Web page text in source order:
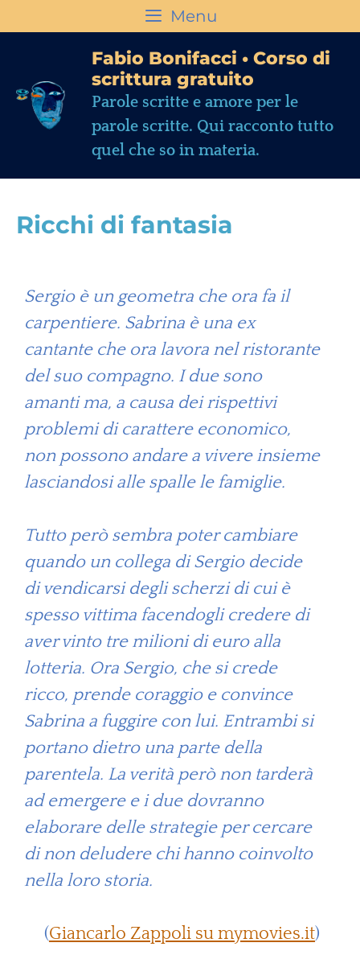
Menu
Fabio Bonifacci • Corso di
scrittura gratuito
Parole scritte e amore per le
parole scritte. Qui racconto tutto
quel che so in materia.
Ricchi di fantasia
Sergio è un geometra che ora fa il
carpentiere. Sabrina è una ex
cantante che ora lavora nel ristorante
del suo compagno. I due sono
amanti ma, a causa dei rispettivi
problemi di carattere economico,
non possono andare a vivere insieme
lasciandosi alle spalle le famiglie.
Tutto però sembra poter cambiare
quando un collega di Sergio decide
di vendicarsi degli scherzi di cui è
spesso vittima facendogli credere di
aver vinto tre milioni di euro alla
lotteria. Ora Sergio, che si crede
ricco, prende coraggio e convince
Sabrina a fuggire con lui. Entrambi si
portano dietro una parte della
parentela. La verità però non tarderà
ad emergere e i due dovranno
elaborare delle strategie per cercare
di non deludere chi hanno coinvolto
nella loro storia.
(Giancarlo Zappoli su mymovies.it)